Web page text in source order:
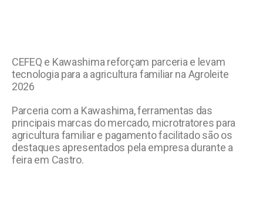
CEFEQ e Kawashima reforçam parceria e levam
tecnologia para a agricultura familiar na Agroleite
2026
Parceria com a Kawashima, ferramentas das
principais marcas do mercado, microtratores para
agricultura familiar e pagamento facilitado são os
destaques apresentados pela empresa durante a
feira em Castro.